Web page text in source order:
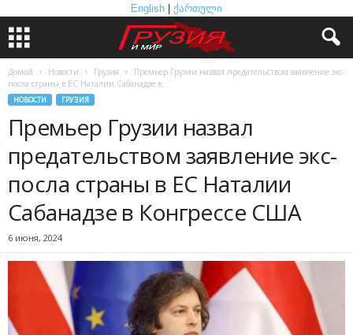
English ქართული
Домой Новости Грузия
Премьер Грузии назвал предательством заявление экс-
посла страны в ЕС Наталии Сабанадзе в...
НОВОСТИ ГРУЗИЯ
Премьер Грузии назвал
предательством заявление экс-
посла страны в ЕС Наталии
Сабанадзе в Конгрессе США
6 июня, 2024